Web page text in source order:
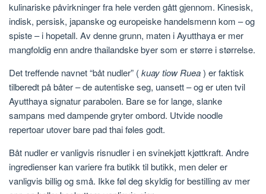
kulinariske påvirkninger fra hele verden gått gjennom. Kinesisk,
indisk, persisk, japanske og europeiske handelsmenn kom – og
spiste – i hopetall. Av denne grunn, maten i Ayutthaya er mer
mangfoldig enn andre thailandske byer som er større i størrelse.
Det treffende navnet “båt nudler” (kuay tiow Ruea) er faktisk
tilberedt på båter – de autentiske seg, uansett – og er uten tvil
Ayutthaya signatur parabolen. Bare se for lange, slanke
sampans med dampende gryter ombord. Utvide noodle
repertoar utover bare pad thai føles godt.
Båt nudler er vanligvis risnudler i en svinekjøtt kjøttkraft. Andre
ingredienser kan variere fra butikk til butikk, men deler er
vanligvis billig og små. Ikke føl deg skyldig for bestilling av mer